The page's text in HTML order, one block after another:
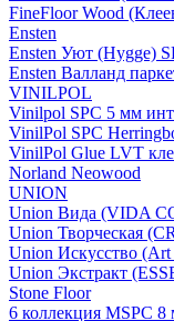
FineFloor Wood
Ensten
Ensten Уют (Hygge)
Ensten Валланд
VINILPOL
Vinilpol SPC 5 мм
VinilPol SPC
VinilPol Glue LVT
Norland Neowood
UNION
Union Вида (VIDA
Union Творческая
Union Искусство (Art
Union Экстракт
Stone Floor
6 коллекция MSPC 8